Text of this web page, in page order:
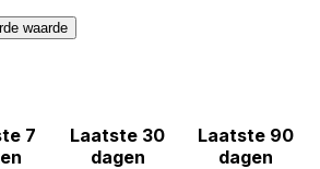
waarde
7
Laatste 30
dagen
Laatste 90
dagen